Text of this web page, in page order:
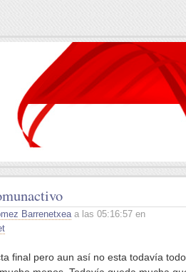
Barrenetxeaa las 05:16:57 en
final pero aun así no esta todavía